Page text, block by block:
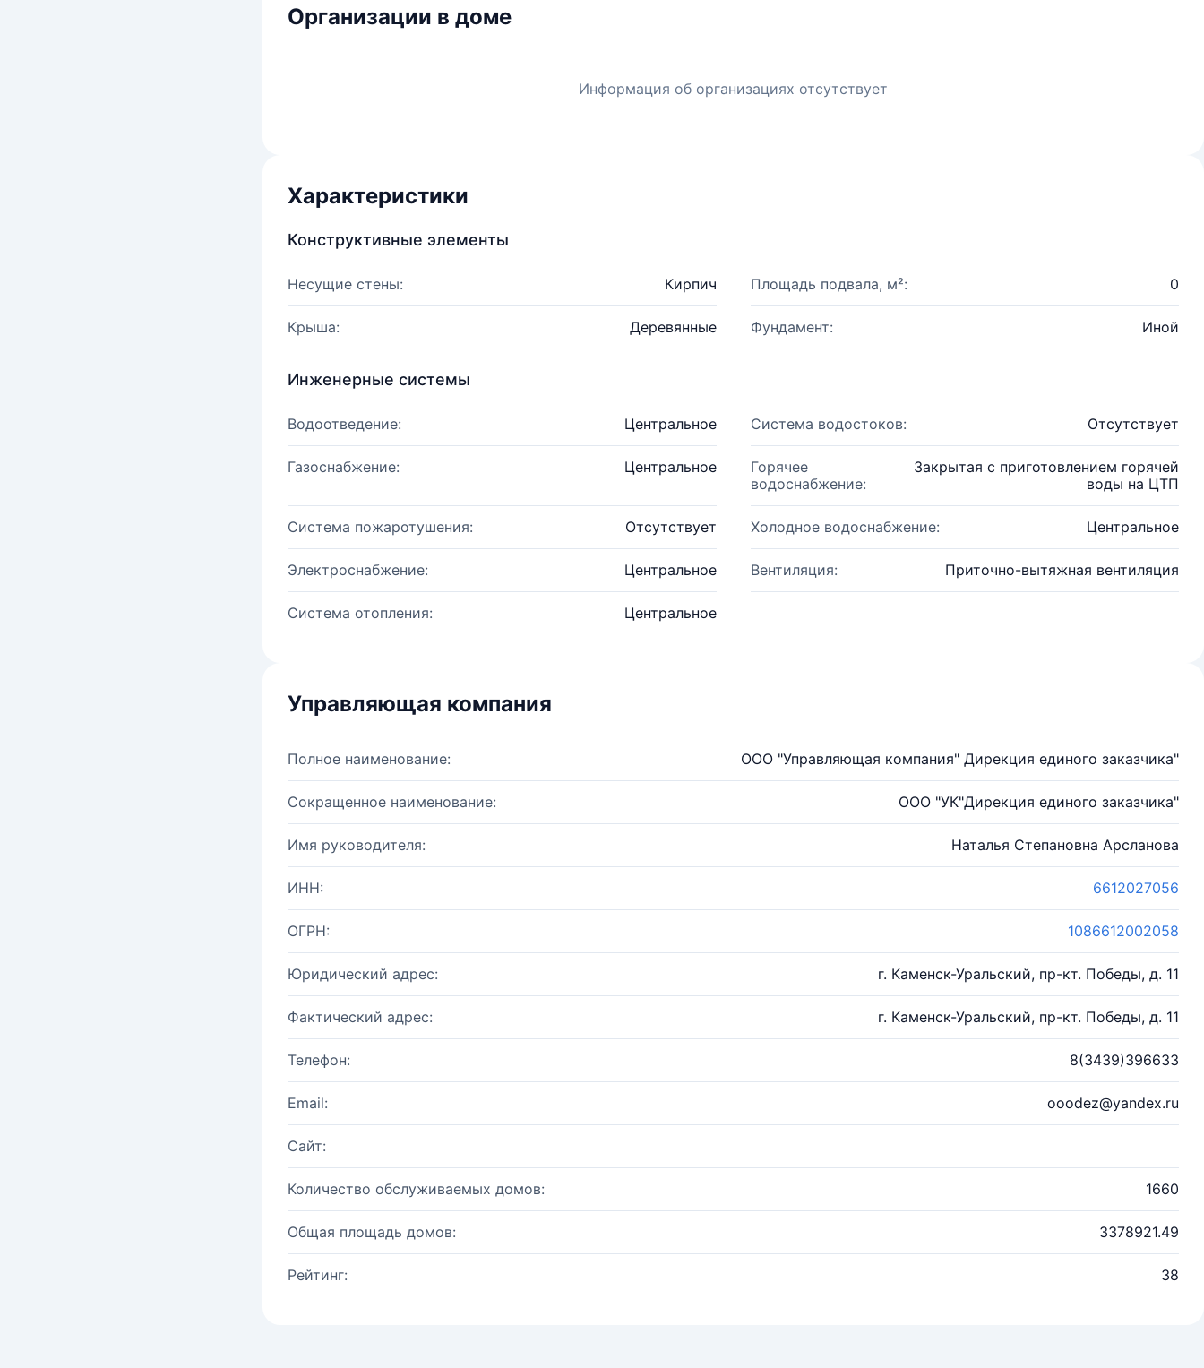
Организации в доме
Информация об организациях отсутствует
Характеристики
Конструктивные элементы
Несущие стены: Кирпич Площадь подвала, м²: 0
Крыша: Деревянные Фундамент: Иной
Инженерные системы
Водоотведение: Центральное Система водостоков: Отсутствует
Газоснабжение: Центральное
Горячее
водоснабжение:
Закрытая с приготовлением горячей
воды на ЦТП
Система пожаротушения: Отсутствует Холодное водоснабжение: Центральное
Электроснабжение: Центральное Вентиляция: Приточно-вытяжная вентиляция
Система отопления: Центральное
Управляющая компания
Полное наименование: ООО "Управляющая компания" Дирекция единого заказчика"
Сокращенное наименование: ООО "УК"Дирекция единого заказчика"
Имя руководителя: Наталья Степановна Арсланова
ИНН: 6612027056
ОГРН: 1086612002058
Юридический адрес: г. Каменск-Уральский, пр-кт. Победы, д. 11
Фактический адрес: г. Каменск-Уральский, пр-кт. Победы, д. 11
Телефон: 8(3439)396633
Email: ooodez@yandex.ru
Сайт:
Количество обслуживаемых домов: 1660
Общая площадь домов: 3378921.49
Рейтинг: 38